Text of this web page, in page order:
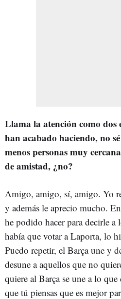
Llama la atención como dos
han acabado haciendo, no
menos personas muy
de amistad, ¿no?
Amigo, amigo, sí, amigo. Yo
y además le aprecio mucho.
he podido hacer para decirle a
había que votar a Laporta, lo
Puedo repetir, el Barça une y
desune a aquellos que no
quiere al Barça se une a lo
que tú piensas que es mejor